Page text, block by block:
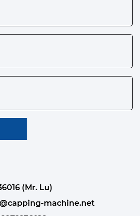
(Mr. Lu)
machine.net